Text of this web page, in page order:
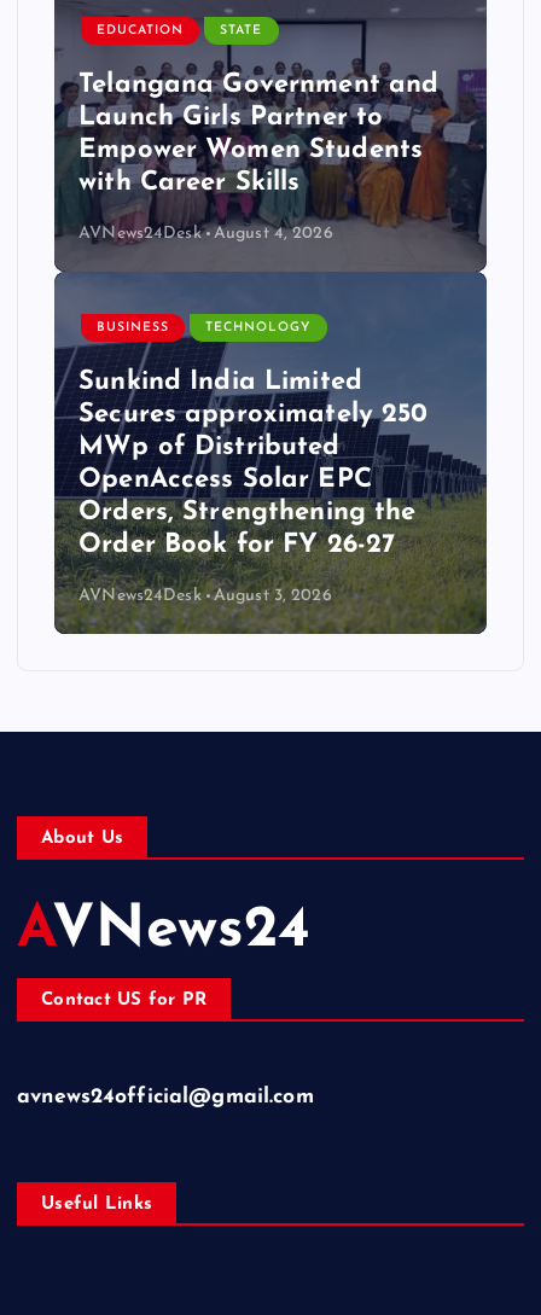
EDUCATION STATE
Telangana Government and
Launch Girls Partner to
Empower Women Students
with Career Skills
AVNews24Desk August 4, 2026
BUSINESS TECHNOLOGY
Sunkind India Limited
Secures approximately 250
MWp of Distributed
OpenAccess Solar EPC
Orders, Strengthening the
Order Book for FY 26-27
AVNews24Desk August 3, 2026
About Us
AVNews24
Contact US for PR
avnews24official@gmail.com
Useful Links